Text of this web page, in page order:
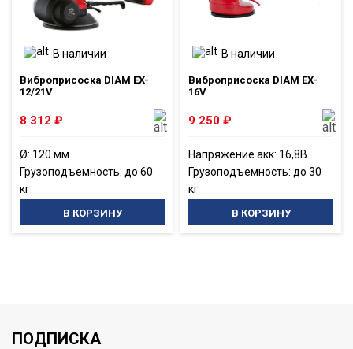
В наличии
Виброприсоска DIAM EX-
12/21V
8 312 ₽
Ø: 120 мм
Грузоподъемность: до 60
кг
В КОРЗИНУ
В наличии
Виброприсоска DIAM EX-
16V
9 250 ₽
Напряжение акк: 16,8В
Грузоподъемность: до 30
кг
В КОРЗИНУ
ПОДПИСКА